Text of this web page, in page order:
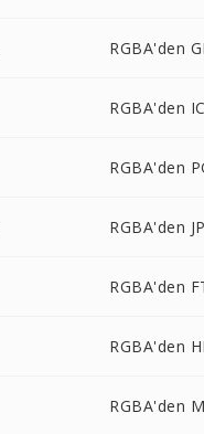
RGBA'den
RGBA'den
RGBA'den
RGBA'den
RGBA'den
RGBA'den
RGBA'den